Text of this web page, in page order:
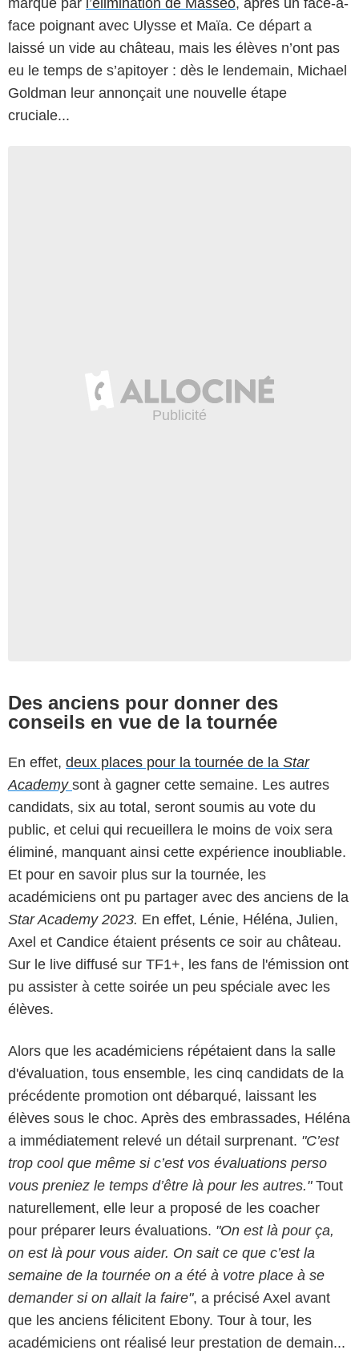
face poignant avec Ulysse et Maïa. Ce départ a
laissé un vide au château, mais les élèves n’ont pas
eu le temps de s’apitoyer : dès le lendemain, Michael
Goldman leur annonçait une nouvelle étape
cruciale...
Des anciens pour donner des
conseils en vue de la tournée
En effet, deux places pour la tournée de la Star
Academy sont à gagner cette semaine. Les autres
candidats, six au total, seront soumis au vote du
public, et celui qui recueillera le moins de voix sera
éliminé, manquant ainsi cette expérience inoubliable.
Et pour en savoir plus sur la tournée, les
académiciens ont pu partager avec des anciens de la
Star Academy 2023. En effet, Lénie, Héléna, Julien,
Axel et Candice étaient présents ce soir au château.
Sur le live diffusé sur TF1+, les fans de l'émission ont
pu assister à cette soirée un peu spéciale avec les
élèves.
Alors que les académiciens répétaient dans la salle
d'évaluation, tous ensemble, les cinq candidats de la
précédente promotion ont débarqué, laissant les
élèves sous le choc. Après des embrassades, Héléna
a immédiatement relevé un détail surprenant. "C’est
trop cool que même si c’est vos évaluations perso
vous preniez le temps d’être là pour les autres." Tout
naturellement, elle leur a proposé de les coacher
pour préparer leurs évaluations. "On est là pour ça,
on est là pour vous aider. On sait ce que c’est la
semaine de la tournée on a été à votre place à se
demander si on allait la faire", a précisé Axel avant
que les anciens félicitent Ebony. Tour à tour, les
académiciens ont réalisé leur prestation de demain...